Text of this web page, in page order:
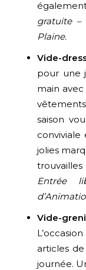
gratuite –
Plaine.
Vide-
pour une
main
saison
conviviale
jolies
Entrée
Vide-
articles
journée.